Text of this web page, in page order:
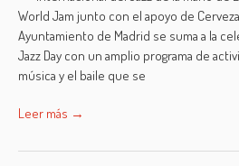
World Jam junto con el apoyo de
Ayuntamiento de Madrid se suma a la
Jazz Day con un amplio programa de
música y el baile que se
Leer más →